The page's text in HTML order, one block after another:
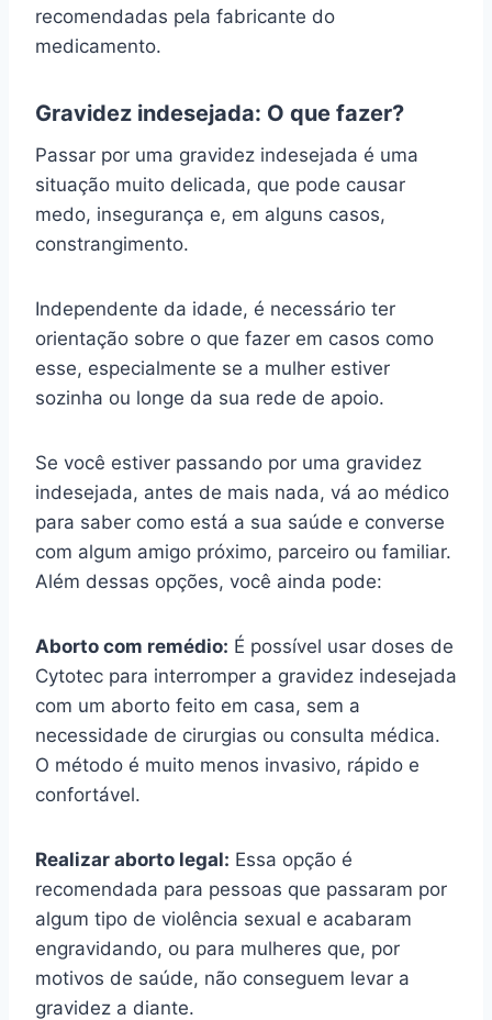
recomendadas pela fabricante do
medicamento.
Gravidez indesejada: O que fazer?
Passar por uma gravidez indesejada é uma
situação muito delicada, que pode causar
medo, insegurança e, em alguns casos,
constrangimento.
Independente da idade, é necessário ter
orientação sobre o que fazer em casos como
esse, especialmente se a mulher estiver
sozinha ou longe da sua rede de apoio.
Se você estiver passando por uma gravidez
indesejada, antes de mais nada, vá ao médico
para saber como está a sua saúde e converse
com algum amigo próximo, parceiro ou familiar.
Além dessas opções, você ainda pode:
Aborto com remédio: É possível usar doses de
Cytotec para interromper a gravidez indesejada
com um aborto feito em casa, sem a
necessidade de cirurgias ou consulta médica.
O método é muito menos invasivo, rápido e
confortável.
Realizar aborto legal: Essa opção é
recomendada para pessoas que passaram por
algum tipo de violência sexual e acabaram
engravidando, ou para mulheres que, por
motivos de saúde, não conseguem levar a
gravidez a diante.